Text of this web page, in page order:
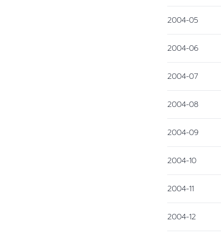
2004-05
2004-06
2004-07
2004-08
2004-09
2004-10
2004-11
2004-12